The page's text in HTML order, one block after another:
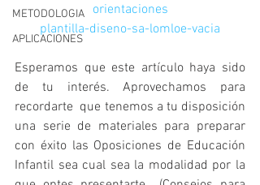
METODOLOGIA
APLICACIONES
orientaciones
plantilla-diseno-sa-lomloe-vacia
Esperamos que este artículo haya sido
de tu interés. Aprovechamos para
recordarte  que tenemos a tu disposición
una serie de materiales para preparar
con éxito las Oposiciones de Educación
Infantil sea cual sea la modalidad por la